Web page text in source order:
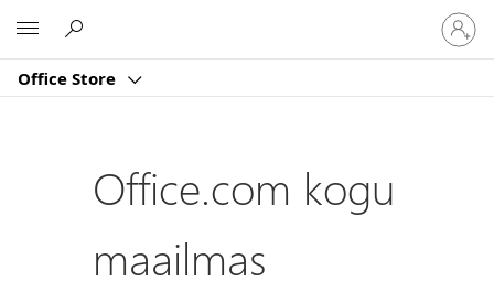
Office Store
Logige
sisse
oma
Office.com kogu
maailmas